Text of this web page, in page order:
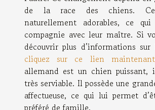
de la race des chiens.
naturellement adorables, ce
compagnie avec leur maître. Si
découvrir plus d’informations sur
cliquez sur ce lien maintenant
allemand est un chien puissant,
très serviable. Il possède une
affectueuse, ce qui lui permet
préféré de famille.